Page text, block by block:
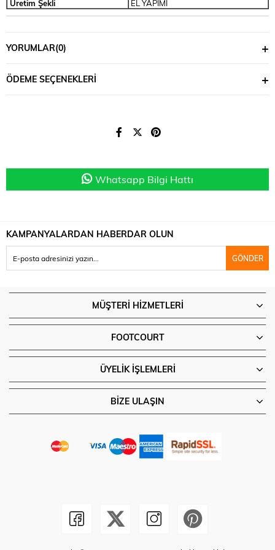
Üretim Şekli
EL YAPIMI
YORUMLAR(0)
ÖDEME SEÇENEKLERI
Whatsapp Bilgi Hattı
KAMPANYALARDAN HABERDAR OLUN
GÖNDER
MÜŞTERI HIZMETLERI
FOOTCOURT
ÜYELIK İŞLEMLERI
BIZE ULAŞIN